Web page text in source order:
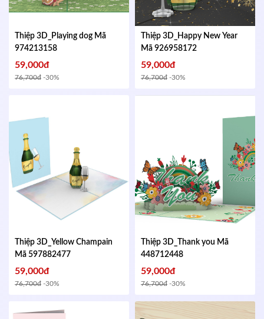
Thiệp 3D_Playing dog Mã
974213158
59,000đ
76,700đ -30%
Thiệp 3D_Happy New Year
Mã 926958172
59,000đ
76,700đ -30%
Thiệp 3D_Yellow Champain
Mã 597882477
59,000đ
76,700đ -30%
Thiệp 3D_Thank you Mã
448712448
59,000đ
76,700đ -30%